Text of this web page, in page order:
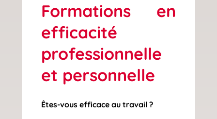
Formations en
efficacité
professionnelle
et personnelle
Êtes-vous efficace au travail ?